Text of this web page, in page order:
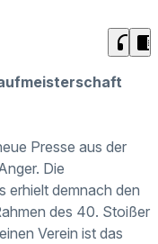
headphones chrome_reader_mode
Presse aus der
Die
erhielt demnach den
des 40. Stoißer
Verein ist das